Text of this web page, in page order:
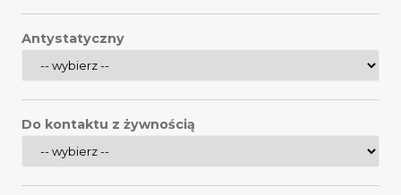
Antystatyczny
Do kontaktu z żywnością